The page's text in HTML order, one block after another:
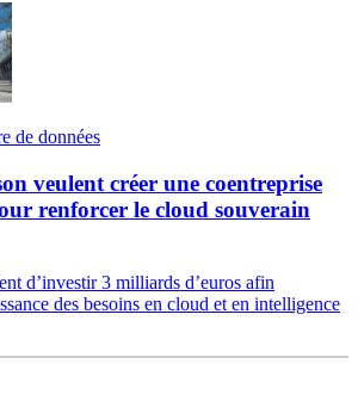
de données
veulent créer une coentreprise
renforcer le cloud souverain
d’investir 3 milliards d’euros afin
des besoins en cloud et en intelligence